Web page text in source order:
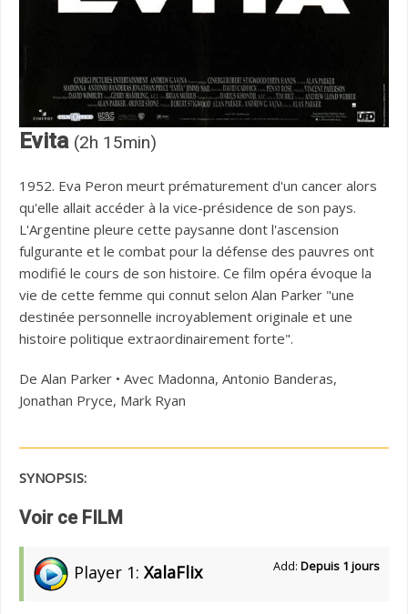
Evita (2h 15min)
1952. Eva Peron meurt prématurement d'un cancer alors
qu'elle allait accéder à la vice-présidence de son pays.
L'Argentine pleure cette paysanne dont l'ascension
fulgurante et le combat pour la défense des pauvres ont
modifié le cours de son histoire. Ce film opéra évoque la
vie de cette femme qui connut selon Alan Parker "une
destinée personnelle incroyablement originale et une
histoire politique extraordinairement forte".
De Alan Parker • Avec Madonna, Antonio Banderas,
Jonathan Pryce, Mark Ryan
SYNOPSIS:
Voir ce FILM
Player 1: XalaFlix Add: Depuis 1 jours